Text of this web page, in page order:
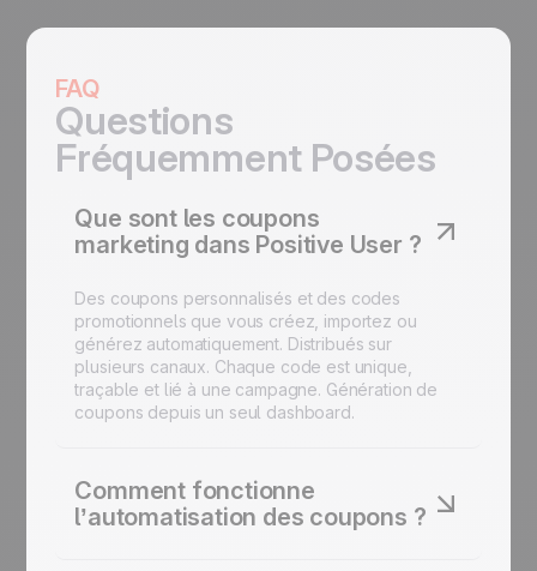
FAQ
Questions
Fréquemment Posées
Que sont les coupons
marketing dans Positive User ?
Des coupons personnalisés et des codes
promotionnels que vous créez, importez ou
générez automatiquement. Distribués sur
plusieurs canaux. Chaque code est unique,
traçable et lié à une campagne. Génération de
coupons depuis un seul dashboard.
Comment fonctionne
l’automatisation des coupons ?